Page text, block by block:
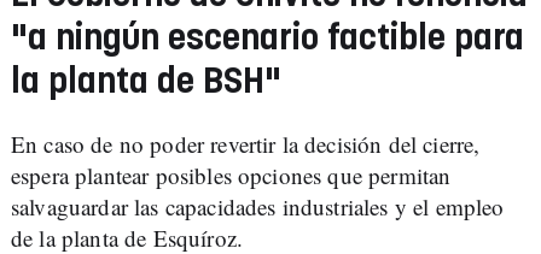
"a ningún escenario factible para
la planta de BSH"
En caso de no poder revertir la decisión del cierre,
espera plantear posibles opciones que permitan
salvaguardar las capacidades industriales y el empleo
de la planta de Esquíroz.